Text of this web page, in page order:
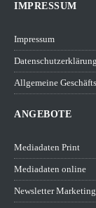
IMPRESSUM
Impressum
Datenschutzerklärung
Allgemeine
ANGEBOTE
Mediadaten Print
Mediadaten online
Newsletter Marketing